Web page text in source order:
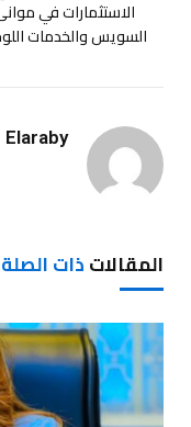
الاستثمارات في
السويس والخدمات
المقالاتذات الصلة